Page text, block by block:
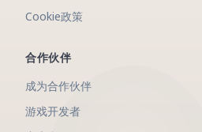
Cookie政策
合作伙伴
成为合作伙伴
游戏开发者